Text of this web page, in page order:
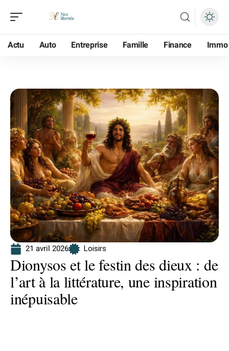
Actu Auto Entreprise Famille Finance Immo
21 avril 2026 Loisirs
Dionysos et le festin des dieux : de
l’art à la littérature, une inspiration
inépuisable